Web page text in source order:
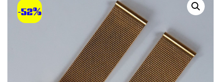
-52%